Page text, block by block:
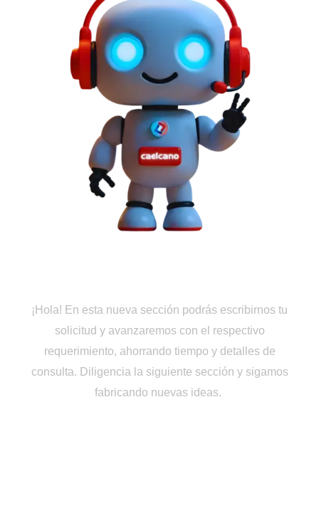
¡Hola! En esta nueva sección podrás escribirnos tu
solicitud y avanzaremos con el respectivo
requerimiento, ahorrando tiempo y detalles de
consulta. Diligencia la siguiente sección y sigamos
fabricando nuevas ideas.